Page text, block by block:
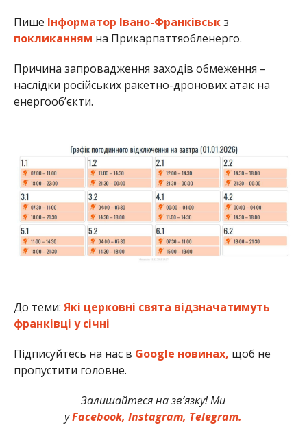
Пише Інформатор Івано-Франківськз
покликанням на Прикарпаттяобленерго.
Причина запровадження заходів обмеження –
наслідки російських ракетно-дронових атак на
енергооб’єкти.
До теми: Які церковні свята відзначатимуть
франківці у січні
Підписуйтесь на нас в Google новинах, щоб не
пропустити головне.
Залишайтеся на зв’язку! Ми
уFacebook, Instagram, Telegram.